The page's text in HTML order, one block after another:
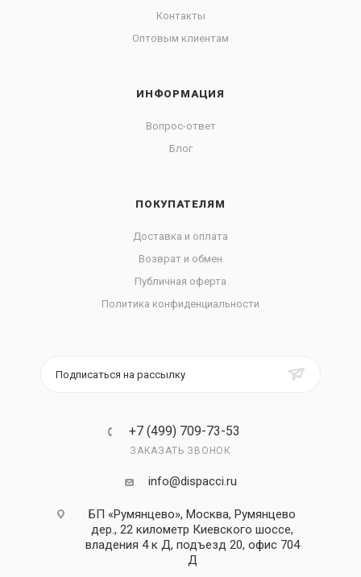
Контакты
Оптовым клиентам
ИНФОРМАЦИЯ
Вопрос-ответ
Блог
ПОКУПАТЕЛЯМ
Доставка и оплата
Возврат и обмен
Публичная оферта
Политика конфиденциальности
Подписаться на рассылку
+7 (499) 709-73-53
ЗАКАЗАТЬ ЗВОНОК
info@dispacci.ru
БП «Румянцево», Москва, Румянцево
дер., 22 километр Киевского шоссе,
владения 4 к Д, подъезд 20, офис 704
Д